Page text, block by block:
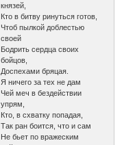
князей,
Кто в битву ринуться готов,
Чтоб пылкой доблестью
своей
Бодрить сердца своих
бойцов,
Доспехами бряцая.
Я ничего за тех не дам
Чей меч в бездействии
упрям,
Кто, в схватку попадая,
Так ран боится, что и сам
Не бьет по вражеским